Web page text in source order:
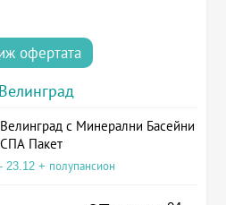
офертата
Велинград
с Минерални Басейни
Пакет
23.12 + полупансион